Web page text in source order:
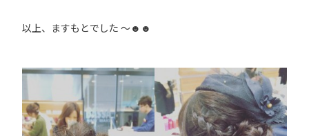
以上、ますもとでした 〜☻☻